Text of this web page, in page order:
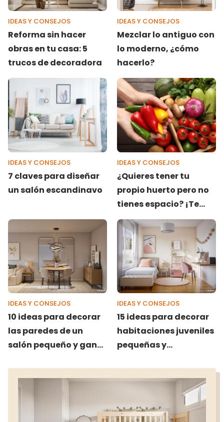
IDEAS Y CONSEJOS
Reforma sin hacer
obras en tu casa: 5
trucos de decoradora
IDEAS Y CONSEJOS
Mezclar lo antiguo con
lo moderno, ¿cómo
hacerlo?
IDEAS Y CONSEJOS
7 claves para diseñar
un salón escandinavo
IDEAS Y CONSEJOS
¿Quieres tener tu
propio huerto pero no
tienes espacio? ¡Te
damos 4+1 soluciones!
IDEAS Y CONSEJOS
10 ideas para decorar
las paredes de un
salón pequeño y ganar
IDEAS Y CONSEJOS
15 ideas para decorar
habitaciones juveniles
pequeñas y